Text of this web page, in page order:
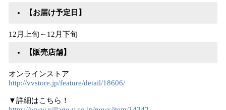
【お届け予定日】
12月上旬～12月下旬
【販売店舗】
オンラインストア
http://vvstore.jp/feature/detail/18606/
▼詳細はこちら！